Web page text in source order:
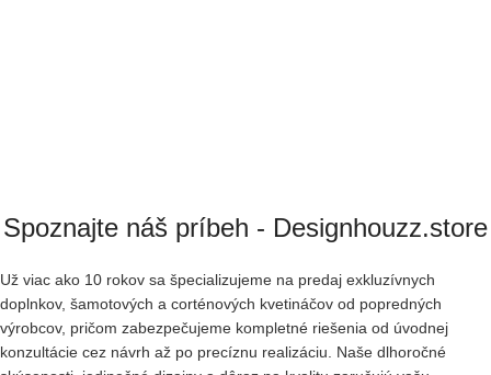
Spoznajte náš príbeh - Designhouzz.store
Už viac ako 10 rokov sa špecializujeme na predaj exkluzívnych
doplnkov, šamotových a corténových kvetináčov od popredných
výrobcov, pričom zabezpečujeme kompletné riešenia od úvodnej
konzultácie cez návrh až po precíznu realizáciu. Naše dlhoročné